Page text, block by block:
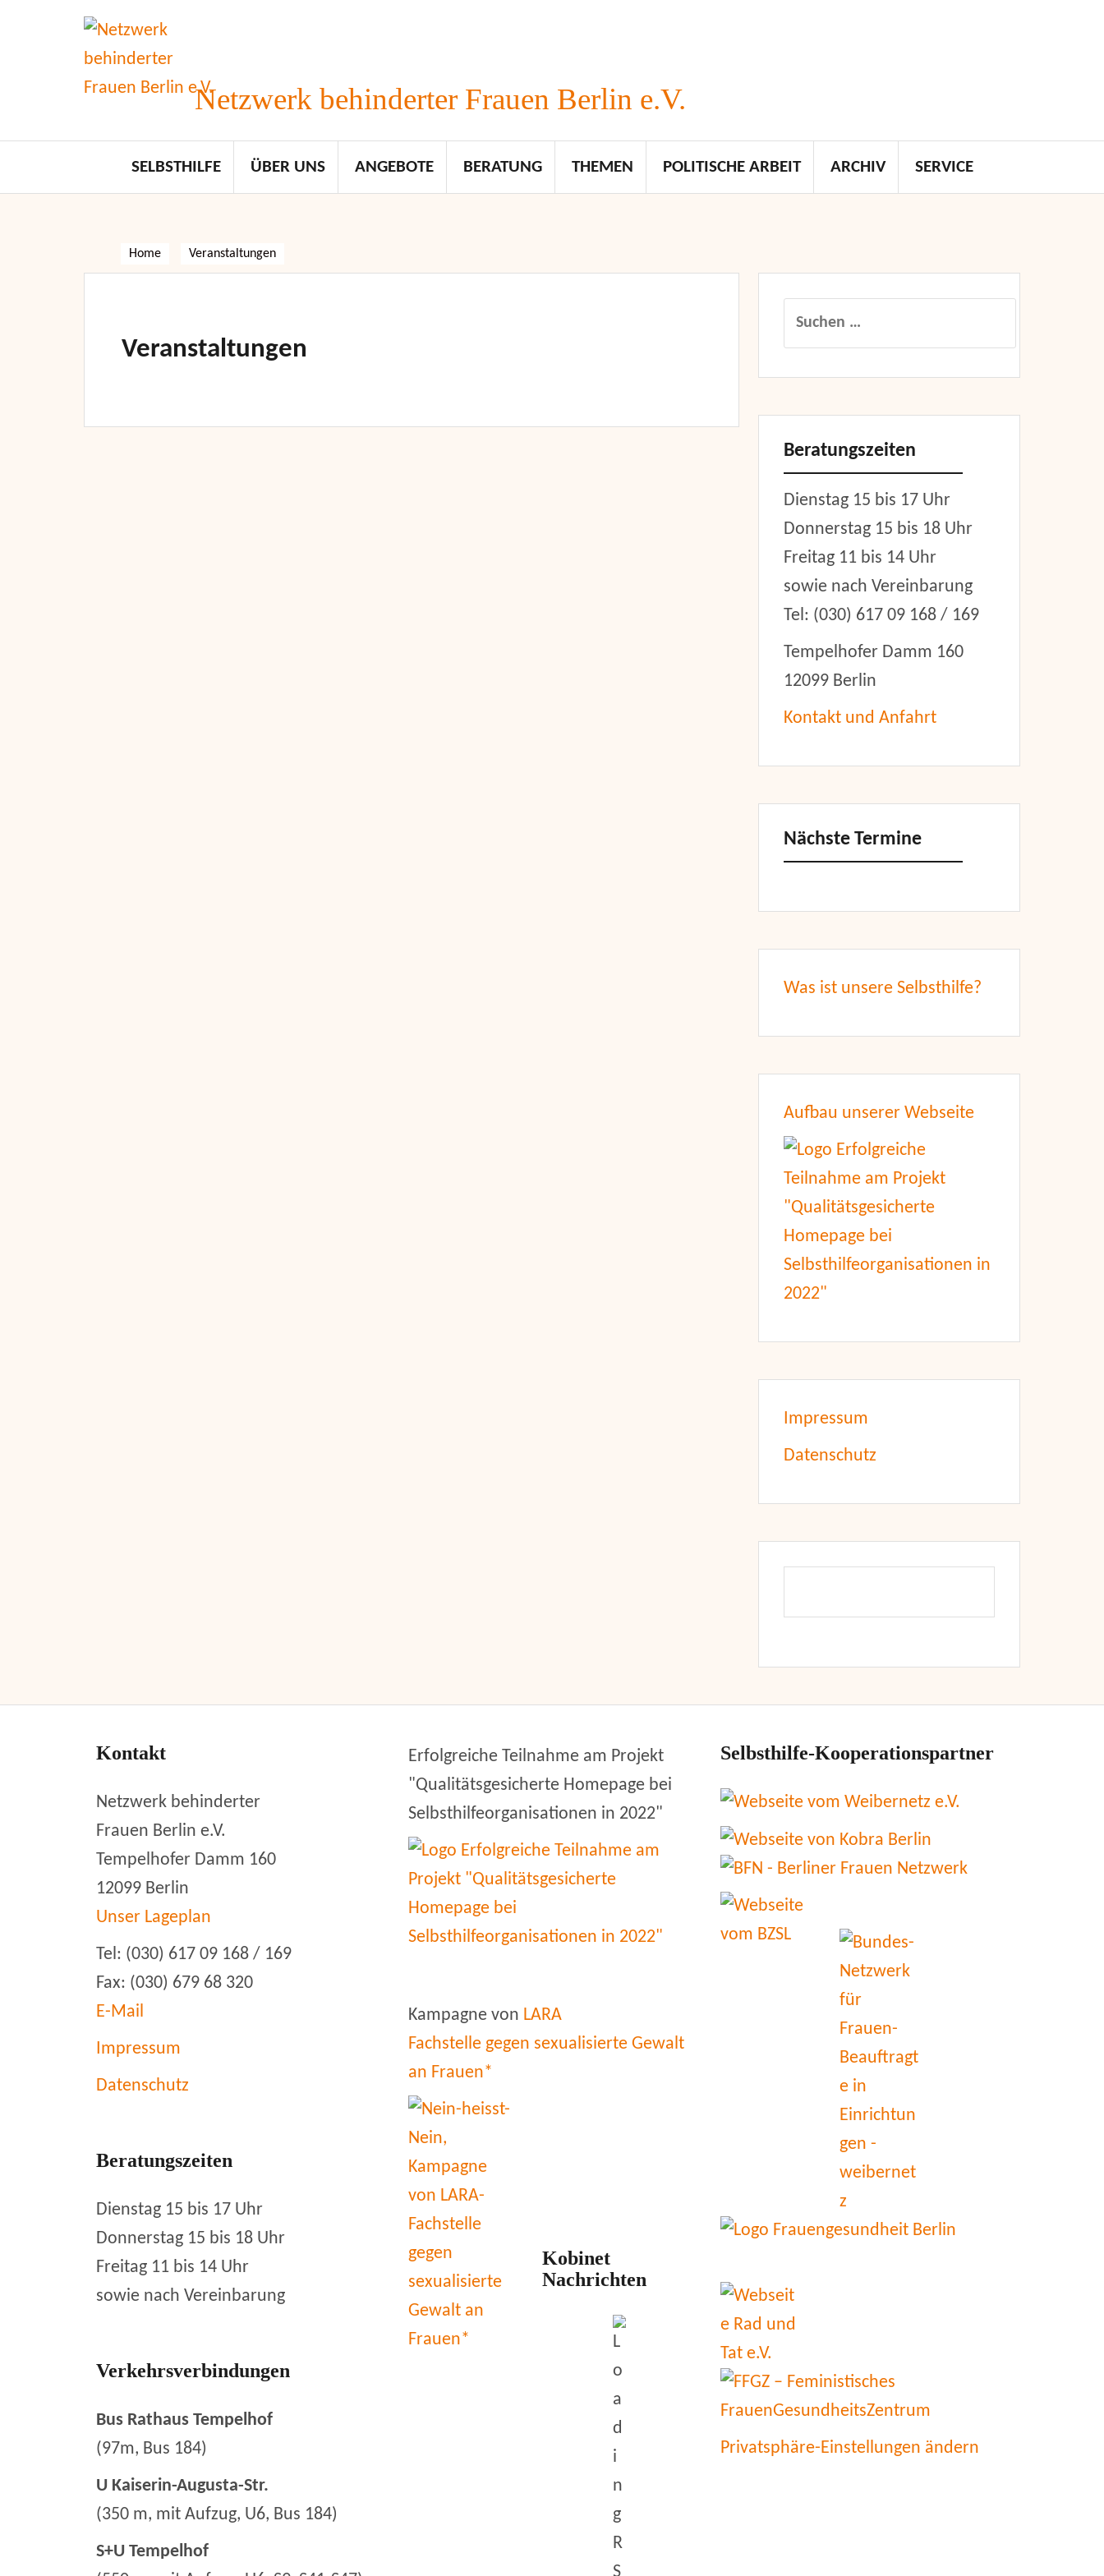
Netzwerk behinderter Frauen Berlin e.V.
SELBSTHILFE ÜBER UNS ANGEBOTE BERATUNG THEMEN POLITISCHE ARBEIT ARCHIV SERVICE
Home Veranstaltungen
Veranstaltungen
Suchen
Beratungszeiten
Dienstag 15 bis 17 Uhr
Donnerstag 15 bis 18 Uhr
Freitag 11 bis 14 Uhr
sowie nach Vereinbarung
Tel: (030) 617 09 168 / 169
Tempelhofer Damm 160
12099 Berlin
Kontakt und Anfahrt
Nächste Termine
Was ist unsere Selbsthilfe?
Aufbau unserer Webseite
Impressum
Datenschutz
Kontakt
Netzwerk behinderter
Frauen Berlin e.V.
Tempelhofer Damm 160
12099 Berlin
Unser Lageplan
Tel: (030) 617 09 168 / 169
Fax: (030) 679 68 320
E-Mail
Impressum
Datenschutz
Beratungszeiten
Dienstag 15 bis 17 Uhr
Donnerstag 15 bis 18 Uhr
Freitag 11 bis 14 Uhr
sowie nach Vereinbarung
Verkehrsverbindungen
Bus Rathaus Tempelhof
(97m, Bus 184)
U Kaiserin-Augusta-Str.
(350 m, mit Aufzug, U6, Bus 184)
S+U Tempelhof
Erfolgreiche Teilnahme am Projekt
"Qualitätsgesicherte Homepage bei
Selbsthilfeorganisationen in 2022"
Kampagne von LARA
Fachstelle gegen sexualisierte Gewalt
an Frauen*
Kobinet
Nachrichten
Selbsthilfe-Kooperationspartner
Privatsphäre-Einstellungen ändern